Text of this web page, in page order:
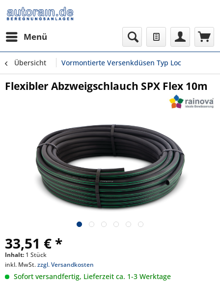
Menü
Übersicht Vormontierte Versenkdüsen Typ Loc
Flexibler Abzweigschlauch SPX Flex 10m
33,51 € *
Inhalt: 1 Stück
inkl. MwSt.zzgl. Versandkosten
Sofort versandfertig, Lieferzeit ca. 1-3 Werktage